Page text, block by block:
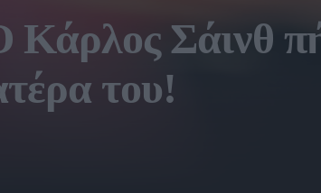
Σάινθ
του!